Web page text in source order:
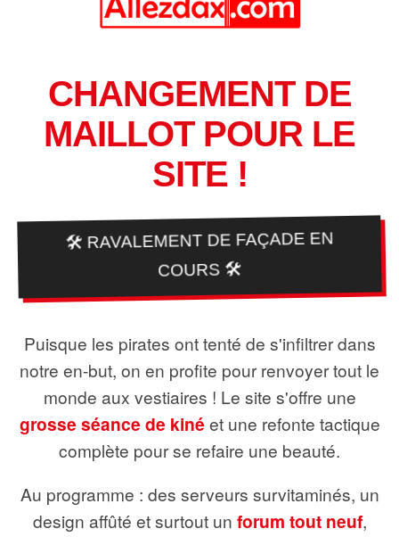
CHANGEMENT DE
MAILLOT POUR LE
SITE !
🛠️ RAVALEMENT DE FAÇADE EN
COURS 🛠️
Puisque les pirates ont tenté de s'infiltrer dans
notre en-but, on en profite pour renvoyer tout le
monde aux vestiaires ! Le site s'offre une
grosse séance de kiné et une refonte tactique
complète pour se refaire une beauté.
Au programme : des serveurs survitaminés, un
design affûté et surtout un forum tout neuf,